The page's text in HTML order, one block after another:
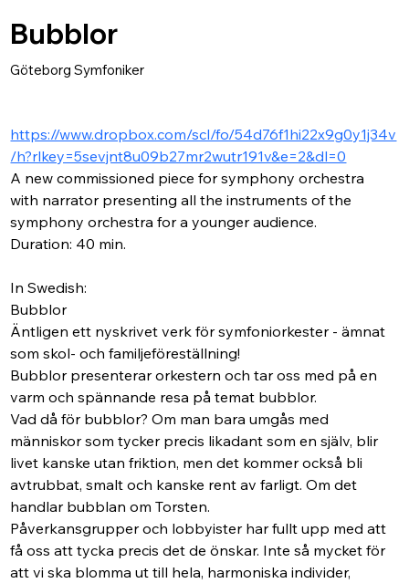
Göteborg Symfoniker
Bubblor
https://www.dropbox.com/scl/fo/54d76f1hi22x9g0y1j34v
/h?rlkey=5sevjnt8u09b27mr2wutr191v&e=2&dl=0
A new commissioned piece for symphony orchestra
with narrator presenting all the instruments of the
symphony orchestra for a younger audience.
Duration: 40 min.
In Swedish:
Bubblor
Äntligen ett nyskrivet verk för symfoniorkester - ämnat
som skol- och familjeföreställning!
Bubblor presenterar orkestern och tar oss med på en
varm och spännande resa på temat bubblor.
Vad då för bubblor? Om man bara umgås med
människor som tycker precis likadant som en själv, blir
livet kanske utan friktion, men det kommer också bli
avtrubbat, smalt och kanske rent av farligt. Om det
handlar bubblan om Torsten.
Påverkansgrupper och lobbyister har fullt upp med att
få oss att tycka precis det de önskar. Inte så mycket för
att vi ska blomma ut till hela, harmoniska individer,